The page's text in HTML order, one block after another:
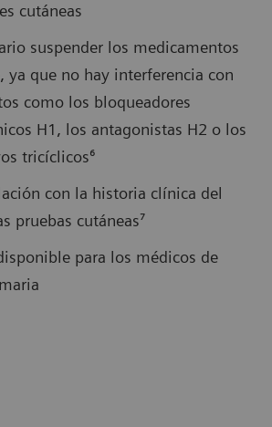
cutáneas
suspender los medicamentos
ya que no hay interferencia con
como los bloqueadores
H1, los antagonistas H2 o los
tricíclicos⁶
con la historia clínica del
pruebas cutáneas⁷
para los médicos de